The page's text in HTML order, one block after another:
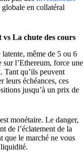
en collatéral
La chute des cours
latente, même de 5 ou 6
l’Ethereum, force une
Tant qu’ils peuvent
leurs échéances, ces
jusqu’à un prix de
monétaire. Le danger,
de l’éclatement de la
que le marché ne vous